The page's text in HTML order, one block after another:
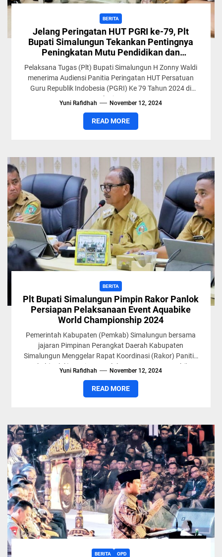
BERITA
Jelang Peringatan HUT PGRI ke-79, Plt
Bupati Simalungun Tekankan Pentingnya
Peningkatan Mutu Pendidikan dan
Netralitas ASN
Pelaksana Tugas (Plt) Bupati Simalungun H Zonny Waldi
menerima Audiensi Panitia Peringatan HUT Persatuan
Guru Republik Indobesia (PGRI) Ke 79 Tahun 2024 di
ruang kerjanya, ...
Yuni Rafidhah November 12, 2024
READ MORE
BERITA
Plt Bupati Simalungun Pimpin Rakor Panlok
Persiapan Pelaksanaan Event Aquabike
World Championship 2024
Pemerintah Kabupaten (Pemkab) Simalungun bersama
jajaran Pimpinan Perangkat Daerah Kabupaten
Simalungun Menggelar Rapat Koordinasi (Rakor) Panitia
Lokal (Palok) persiapan pelaksanaan Event Aquabike
Yuni Rafidhah November 12, 2024
READ MORE
BERITA
OPD